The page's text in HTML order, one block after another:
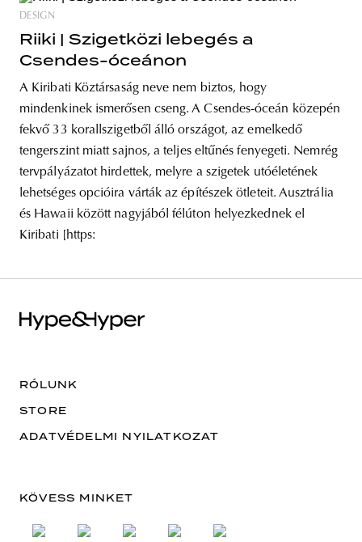
DESIGN
Riiki | Szigetközi lebegés a
Csendes-óceánon
A Kiribati Köztársaság neve nem biztos, hogy
mindenkinek ismerősen cseng. A Csendes-óceán közepén
fekvő 33 korallszigetből álló országot, az emelkedő
tengerszint miatt sajnos, a teljes eltűnés fenyegeti. Nemrég
tervpályázatot hirdettek, melyre a szigetek utóéletének
lehetséges opcióira várták az építészek ötleteit. Ausztrália
és Hawaii között nagyjából félúton helyezkednek el
Kiribati [https:
RÓLUNK
STORE
ADATVÉDELMI NYILATKOZAT
KÖVESS MINKET